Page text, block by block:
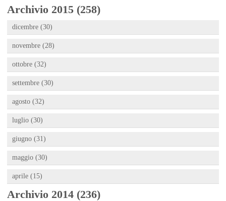
Archivio 2015 (258)
dicembre (30)
novembre (28)
ottobre (32)
settembre (30)
agosto (32)
luglio (30)
giugno (31)
maggio (30)
aprile (15)
Archivio 2014 (236)